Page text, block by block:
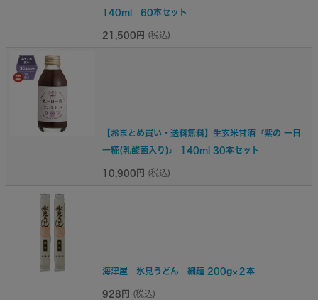
140ml 60本セット
21,500円 (税込)
【おまとめ買い・送料無料】生玄米甘酒『紫の 一日
一糀(乳酸菌入り)』 140ml 30本セット
10,900円 (税込)
海津屋 氷見うどん 細麺 200g×２本
928円 (税込)